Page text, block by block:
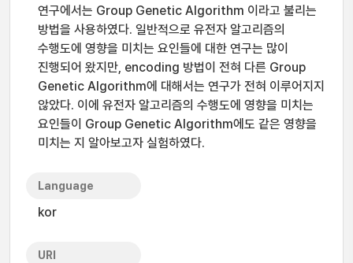
연구에서는 Group Genetic Algorithm 이라고 불리는
방법을 사용하였다. 일반적으로 유전자 알고리즘의
수행도에 영향을 미치는 요인들에 대한 연구는 많이
진행되어 왔지만, encoding 방법이 전혀 다른 Group
Genetic Algorithm에 대해서는 연구가 전혀 이루어지지
않았다. 이에 유전자 알고리즘의 수행도에 영향을 미치는
요인들이 Group Genetic Algorithm에도 같은 영향을
미치는 지 알아보고자 실험하였다.
Language
kor
URI